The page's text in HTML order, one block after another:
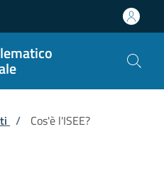
/ Cos'è l'ISEE?